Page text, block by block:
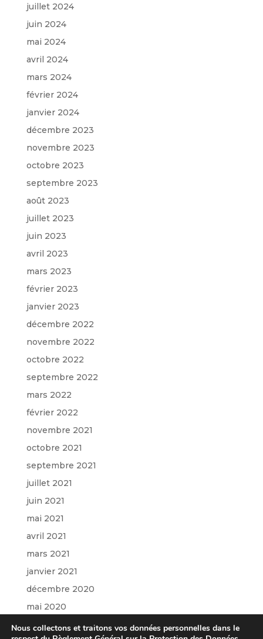
juillet 2024
juin 2024
mai 2024
avril 2024
mars 2024
février 2024
janvier 2024
décembre 2023
novembre 2023
octobre 2023
septembre 2023
août 2023
juillet 2023
juin 2023
avril 2023
mars 2023
février 2023
janvier 2023
décembre 2022
novembre 2022
octobre 2022
septembre 2022
mars 2022
février 2022
novembre 2021
octobre 2021
septembre 2021
juillet 2021
juin 2021
mai 2021
avril 2021
mars 2021
janvier 2021
décembre 2020
mai 2020
mars 2020
Nous collectons et traitons vos données personnelles dans le